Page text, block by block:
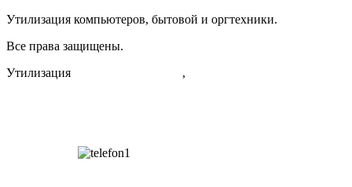
Утилизация компьютеров, бытовой и оргтехники.
Все права защищены.
Утилизация
,